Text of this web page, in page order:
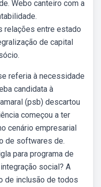
Webo canteiro com a
relações entre estado
de capital
referia à necessidade
candidata à
(psb) descartou
começou a ter
cenário empresarial
de softwares de.
para programa de
social? A
de inclusão de todos